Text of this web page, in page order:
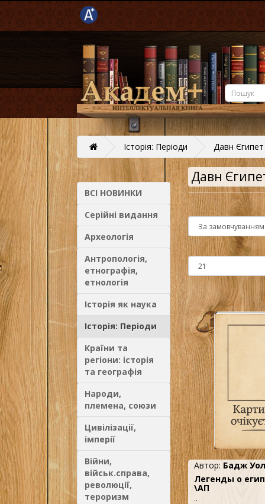
Історія: Періоди Давн Єгипет
ВСІ НОВИНКИ
Серійні видання
Археологія
Антропологія,
етнографія,
етнологія
Історія як наука
Історія: Періоди
Країни та
регіони: історія
та географія
Народи,
племена, союзи
Цивілізації,
імперії
Війни,
військ.справа,
революції,
тероризм
Давн
Автор: Бадж
Легенды о
\АП
..